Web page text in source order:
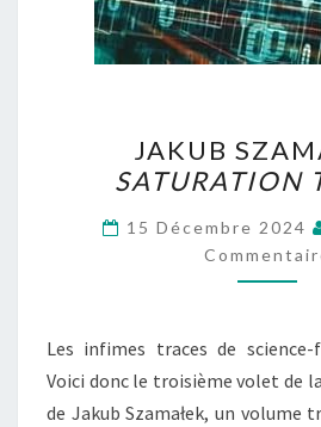
JAKUB
SATURATION
15 Décembre 2024
Les infimes traces de
Voici donc le troisième volet de
de Jakub Szamałek, un volume